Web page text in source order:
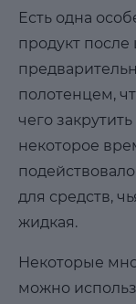
Есть одна
продукт
полотенцем,
чего
некоторое
для средств,
жидкая.
Некоторые
можно